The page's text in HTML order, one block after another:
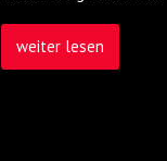
weiter lesen